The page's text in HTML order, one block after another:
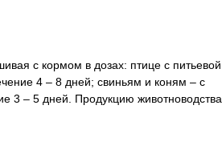
с кормом в дозах: птице с питьевой
4 – 8 дней; свиньям и коням – с
3 – 5 дней. Продукцию животноводства